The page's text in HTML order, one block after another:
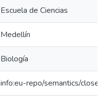
Escuela de Ciencias
Medellín
Biología
info:eu-repo/semantics/